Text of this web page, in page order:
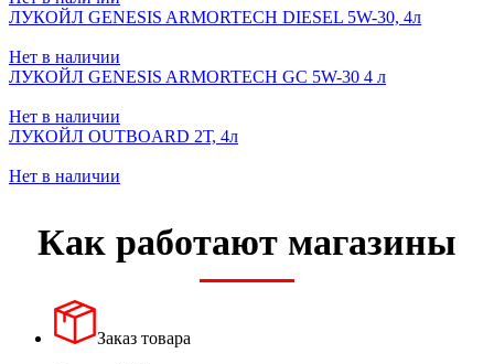
ЛУКОЙЛ GENESIS ARMORTECH DIESEL 5W-30, 4л
Нет в наличии
ЛУКОЙЛ GENESIS ARMORTECH GC 5W-30 4 л
Нет в наличии
ЛУКОЙЛ OUTBOARD 2Т, 4л
Нет в наличии
Как работают магазины
Заказ товара